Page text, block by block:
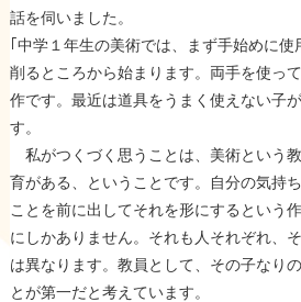
話を伺いました。
｢中学１年生の美術では、まず手始めに
削るところから始まります。両手を使っ
作です。最近は道具をうまく使えない子
す。
私がつくづく思うことは、美術という
育がある、ということです。自分の気持
ことを前に出してそれを形にするという
にしかありません。それも人それぞれ、
は異なります。教員として、その子なり
とが第一だと考えています。